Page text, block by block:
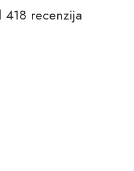
recenzija